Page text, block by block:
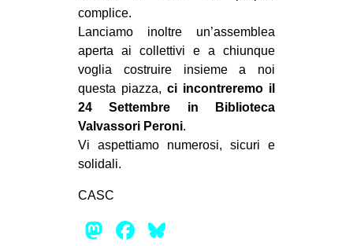
MONDO
EVENTI
in
complice.
Lanciamo inoltre un’assemblea
aperta ai collettivi e a chiunque
voglia costruire insieme a noi
questa piazza, ci incontreremo il
24 Settembre in Biblioteca
Valvassori Peroni.
Vi aspettiamo numerosi, sicuri e
solidali.
CASC
Mastodon
Facebook